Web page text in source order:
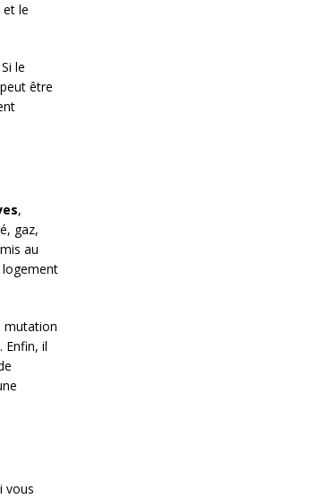
et le
le
être
,
gaz,
au
mutation
Enfin, il
vous